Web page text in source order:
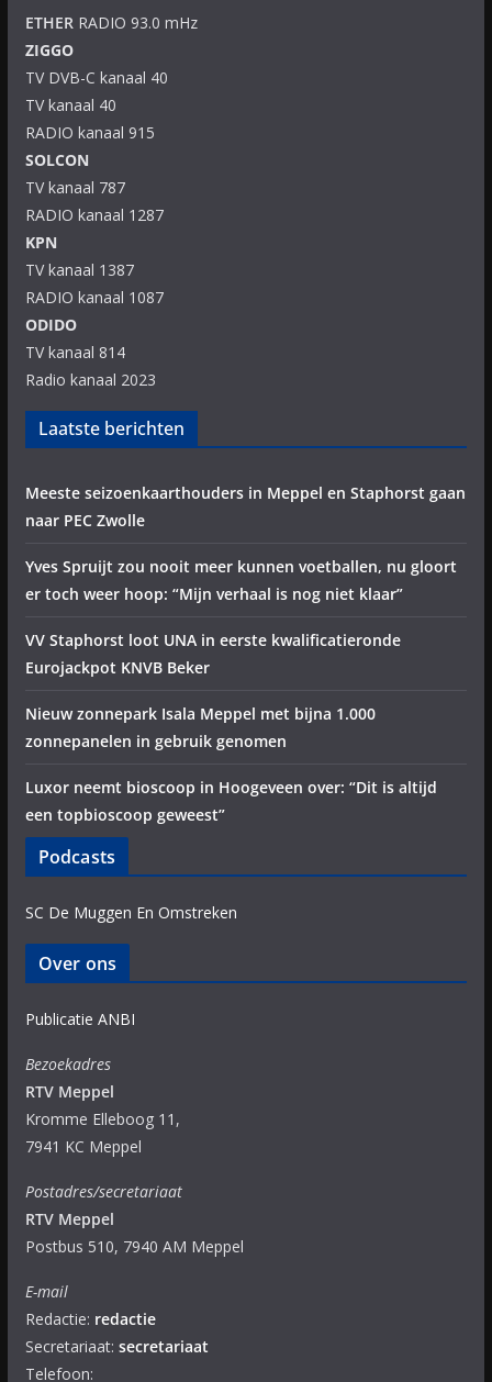
ETHERRADIO 93.0 mHz
ZIGGO
TV DVB-C kanaal 40
TV kanaal 40
RADIO kanaal 915
SOLCON
TV kanaal 787
RADIO kanaal 1287
KPN
TV kanaal 1387
RADIO kanaal 1087
ODIDO
TV kanaal 814
Radio kanaal 2023
Laatste berichten
Meeste seizoenkaarthouders in Meppel en Staphorst gaan
naar PEC Zwolle
Yves Spruijt zou nooit meer kunnen voetballen, nu gloort
er toch weer hoop: “Mijn verhaal is nog niet klaar”
VV Staphorst loot UNA in eerste kwalificatieronde
Eurojackpot KNVB Beker
Nieuw zonnepark Isala Meppel met bijna 1.000
zonnepanelen in gebruik genomen
Luxor neemt bioscoop in Hoogeveen over: “Dit is altijd
een topbioscoop geweest”
Podcasts
SC De Muggen En Omstreken
Over ons
Publicatie ANBI
Bezoekadres
RTV Meppel
Kromme Elleboog 11,
7941 KC Meppel
Postadres/secretariaat
RTV Meppel
Postbus 510, 7940 AM Meppel
E-mail
Redactie: redactie
Secretariaat: secretariaat
Telefoon: